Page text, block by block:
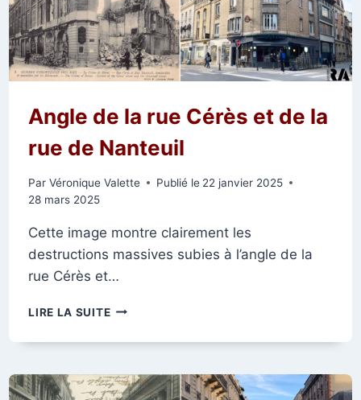
PONSARDIN.
Angle de la rue Cérès et de la
rue de Nanteuil
Par Véronique Valette Publié le 22 janvier 2025
28 mars 2025
Cette image montre clairement les
destructions massives subies à l’angle de la
rue Cérès et…
LIRE LA SUITEANGLE
LA
CÉRÈS
ET